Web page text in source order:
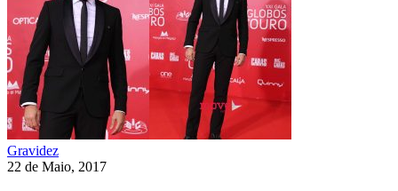
Gravidez
22 de Maio, 2017